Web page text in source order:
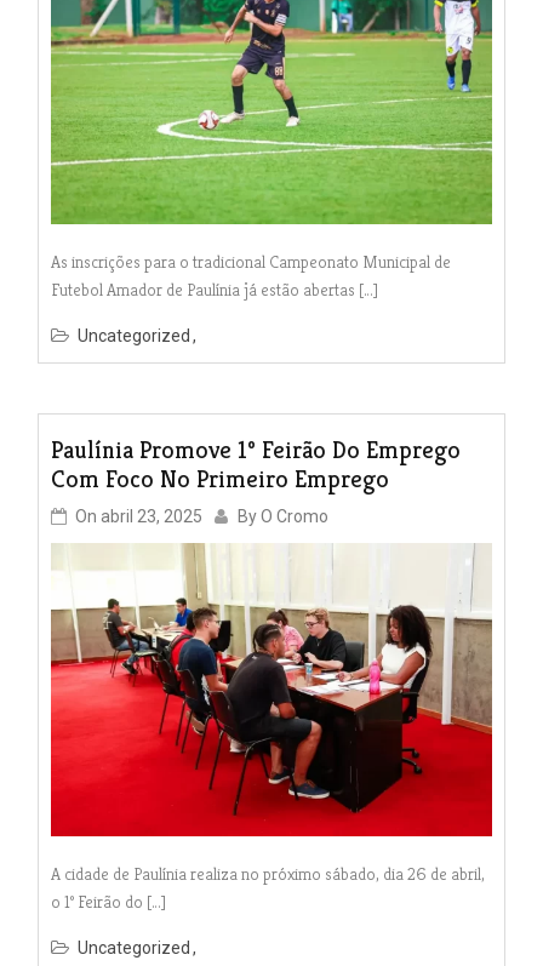
As inscrições para o tradicional Campeonato Municipal de
Futebol Amador de Paulínia já estão abertas […]
Uncategorized
Paulínia Promove 1º Feirão Do Emprego
Com Foco No Primeiro Emprego
On abril 23, 2025 ByO Cromo
A cidade de Paulínia realiza no próximo sábado, dia 26 de abril,
o 1º Feirão do […]
Uncategorized